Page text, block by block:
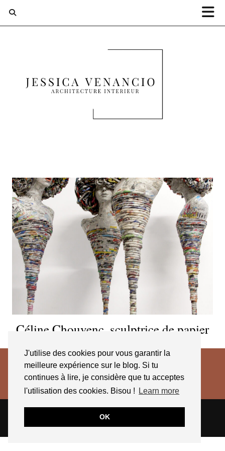
J'utilise des cookies pour vous garantir la
meilleure expérience sur le blog. Si tu
continues à lire, je considère que tu acceptes
l'utilisation des cookies. Bisou !
Learn more
OK
Céline Chouvenc, sculptrice de papier
THEME CREATED BYpipdig